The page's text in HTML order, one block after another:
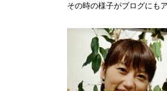
その時の様子がブログにも